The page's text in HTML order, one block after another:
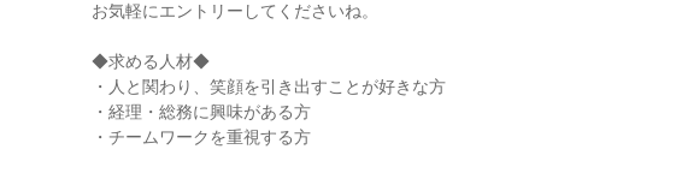
お気軽にエントリーしてくださいね。
◆求める人材◆
・人と関わり、笑顔を引き出すことが好きな方
・経理・総務に興味がある方
・チームワークを重視する方